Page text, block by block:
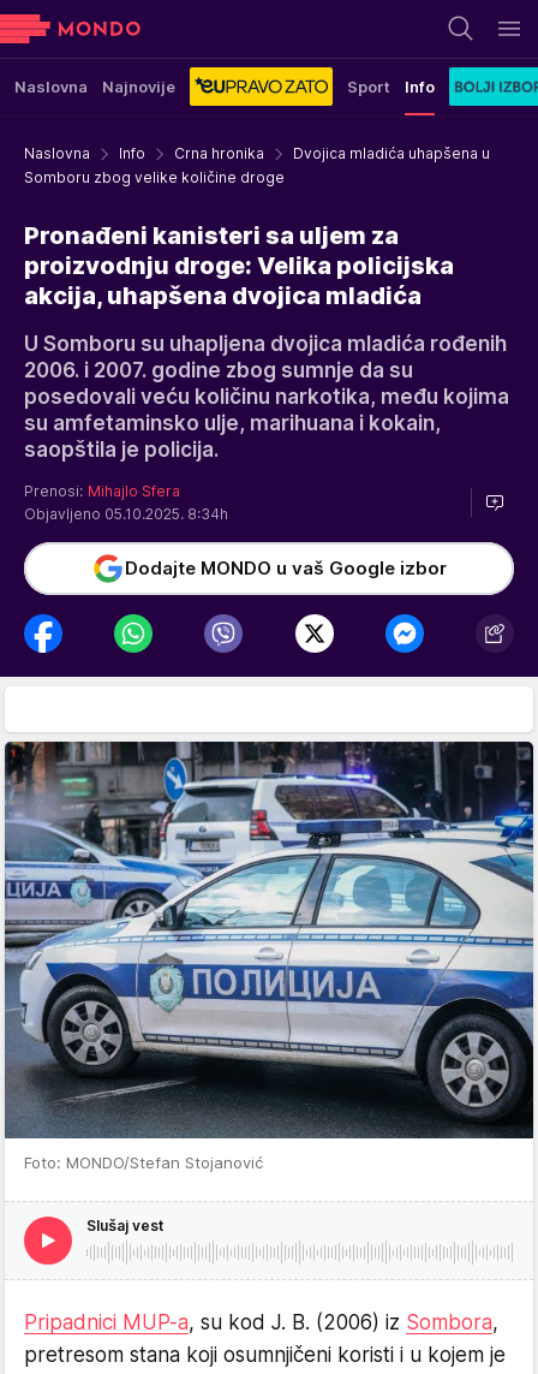
Naslovna Najnovije Sport Info
Naslovna Info Crna hronika
Dvojica mladića uhapšena u
Somboru zbog velike količine droge
Pronađeni kanisteri sa uljem za
proizvodnju droge: Velika policijska
akcija, uhapšena dvojica mladića
U Somboru su uhapljena dvojica mladića rođenih
2006. i 2007. godine zbog sumnje da su
posedovali veću količinu narkotika, među kojima
su amfetaminsko ulje, marihuana i kokain,
saopštila je policija.
Prenosi: Mihajlo Sfera
Objavljeno 05.10.2025. 8:34h
Dodajte MONDO u vaš Google izbor
Foto: MONDO/Stefan Stojanović
Slušaj vest
Pripadnici MUP-a, su kod J. B. (2006) iz Sombora,
pretresom stana koji osumnjičeni koristi i u kojem je